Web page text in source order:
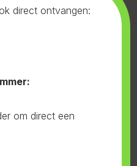
direct ontvangen:
om direct een